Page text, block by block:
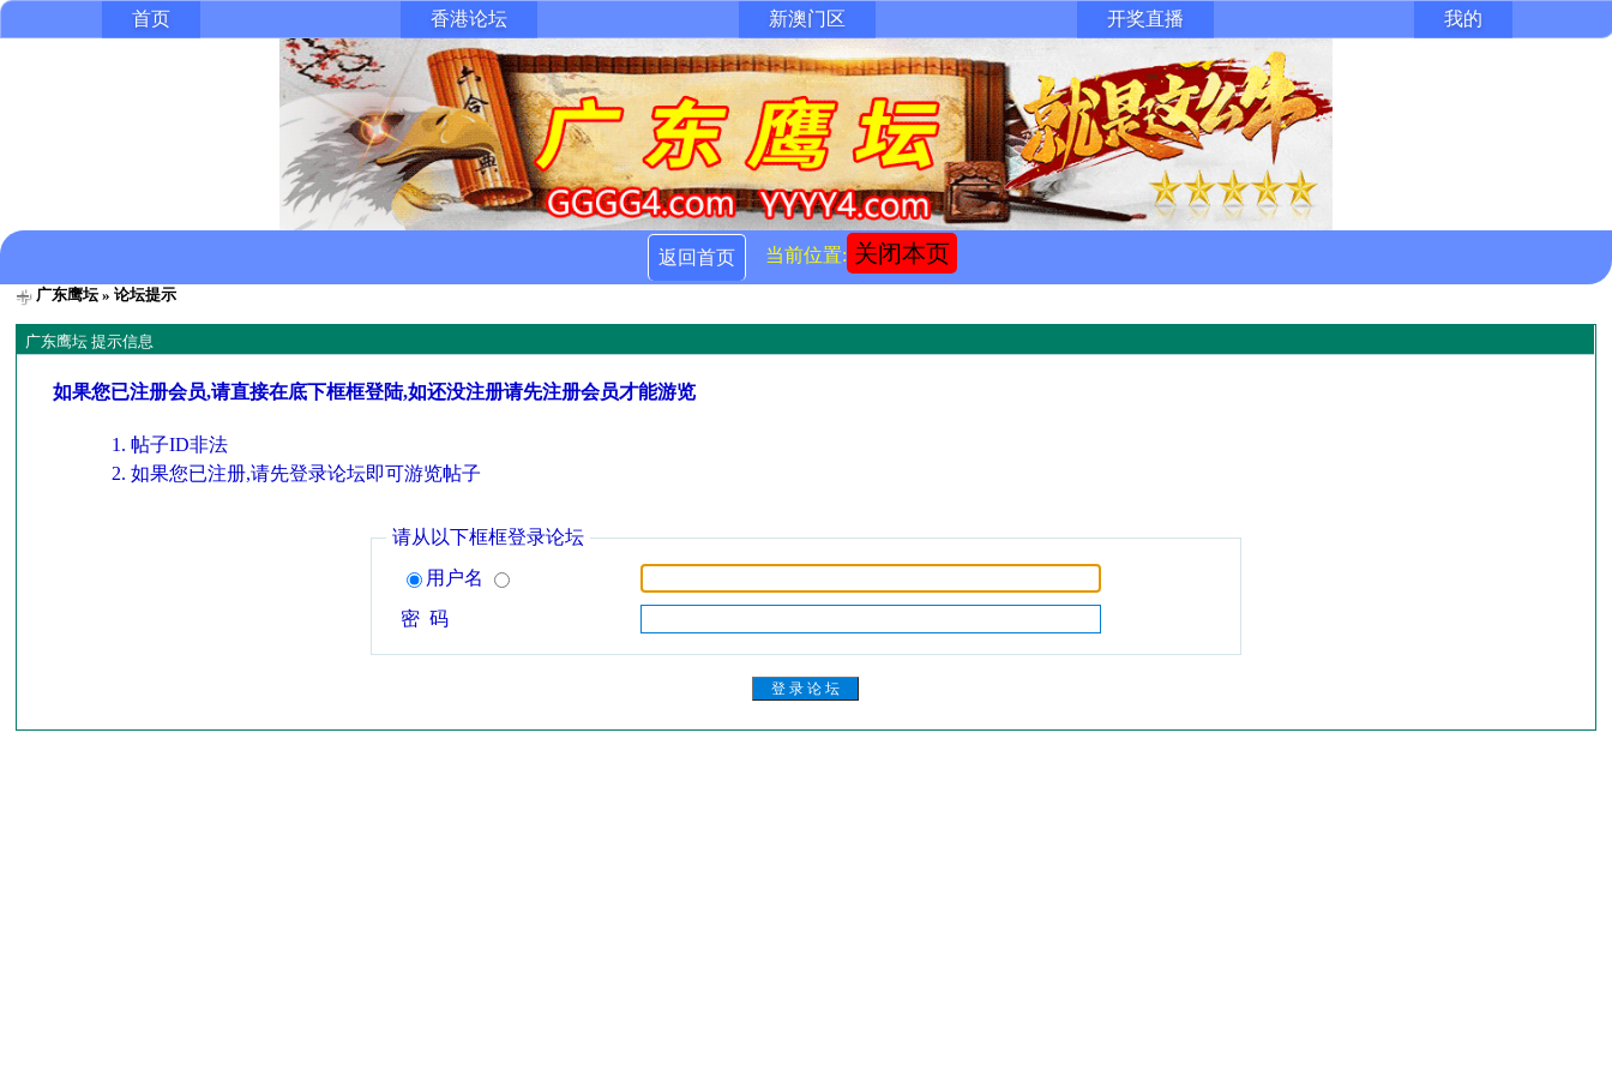
首页 香港论坛 新澳门区 开奖直播 我的
返回首页 当前位置: 关闭本页
广东鹰坛» 论坛提示
广东鹰坛 提示信息
如果您已注册会员,请直接在底下框框登陆,如还没注册请先注册会员才能游览
帖子ID非法
如果您已注册,请先登录论坛即可游览帖子
请从以下框框登录论坛
用户名
密 码